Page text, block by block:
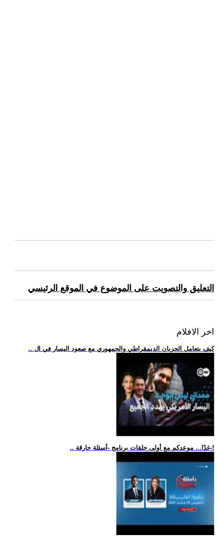
التعليق والتصويت على الموضوع في الموقع الرئيسي
اخر الافلام
.. كيف يتعامل الحزبان الديمقراطي والجمهوري مع صعود اليسار في ال
.. غدًا... موعدكم مع أولى حلقات برنامج -أسئلة حارقة-!